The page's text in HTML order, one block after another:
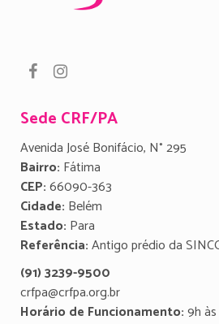
Sede CRF/PA
Avenida José Bonifácio, N° 295
Bairro: Fátima
CEP:66090-363
Cidade: Belém
Estado: Para
Referência:Antigo prédio da
(91) 3239-9500
crfpa@crfpa.org.br
Horário de Funcionamento:9h